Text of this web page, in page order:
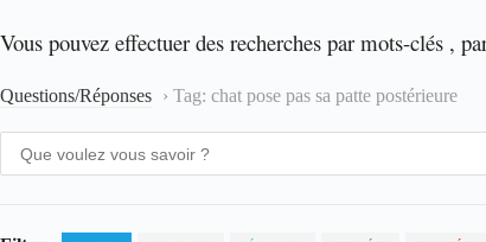
Vous pouvez effectuer des recherches par mots-clés ,
Questions/Réponses › Tag: chat pose pas sa patte postérieure